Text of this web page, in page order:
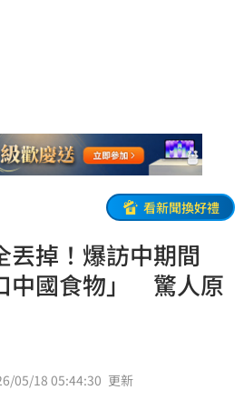
看新聞換好禮
丟掉！爆訪中期間
中國食物」 驚人原
05/18 05:44:30 更新